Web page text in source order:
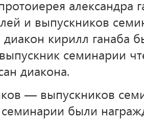
александра
и выпускников
диакон кирилл ганаба
семинарии
диакона.
— выпускников
были